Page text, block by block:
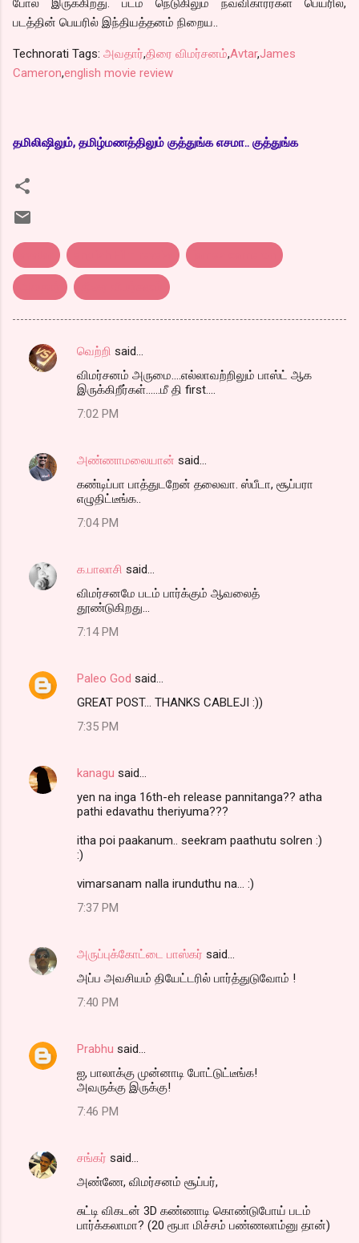
போல இருக்கிறது. படம் நெடுகிலும் நவ்விகாரர்கள் பெயரில்,
படத்தின் பெயரில் இந்தியத்தனம் நிறைய..
Technorati Tags: அவதார்,திரை விமர்சனம்,Avtar,James
Cameron,english movie review
தமிலிஷிலும், தமிழ்மணத்திலும் குத்துங்க எசமா.. குத்துங்க
C
n
வெற்றி said…
விமர்சனம் அருமை....எல்லாவற்றிலும் பாஸ்ட் ஆக
இருக்கிறீர்கள்......மீ தி first....
7:02 PM
அண்ணாமலையான் said…
கண்டிப்பா பாத்துடறேன் தலைவா. ஸ்பீடா, சூப்பரா
எழுதிட்டீங்க..
7:04 PM
க.பாலாசி said…
விமர்சனமே படம் பார்க்கும் ஆவலைத்
தூண்டுகிறது...
7:14 PM
Paleo God said…
GREAT POST... THANKS CABLEJI :))
7:35 PM
kanagu said…
yen na inga 16th-eh release pannitanga?? atha
pathi edavathu theriyuma???
itha poi paakanum.. seekram paathutu solren :)
:)
vimarsanam nalla irunduthu na... :)
7:37 PM
அருப்புக்கோட்டை பாஸ்கர் said…
அப்ப அவசியம் தியேட்டரில் பார்த்துடுவோம் !
7:40 PM
Prabhu said…
ஐ, பாலாக்கு முன்னாடி போட்டுட்டீங்க!
அவருக்கு இருக்கு!
7:46 PM
சங்கர் said…
அண்ணே, விமர்சனம் சூப்பர்,
சுட்டி விகடன் 3D கண்ணாடி கொண்டுபோய் படம்
பார்க்கலாமா? (20 ரூபா மிச்சம் பண்ணலாம்னு தான்)